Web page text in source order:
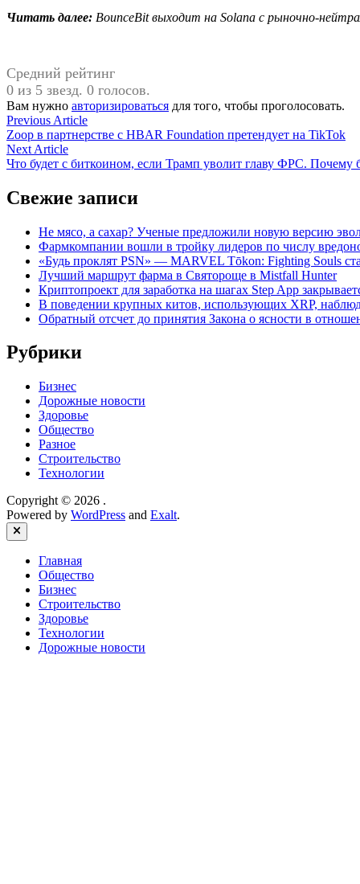
Читать далее: BounceBit выходит на Solana с рыночно-
Средний рейтинг
0 из 5 звезд. 0 голосов.
Вам нужно авторизироваться для того, чтобы проголосовать.
Навигация
по
записям
Previous ArticlePrevious
article:
Zoop в партнерстве с HBAR Foundation претендует на TikTok
Next ArticleNext
article:
Что будет с биткоином, если Трамп уволит главу ФРС. Почему
Свежие записи
Не мясо, а сахар? Ученые предложили новую версию
Фармкомпании вошли в тройку лидеров по числу
«Будь проклят PSN» — MARVEL Tōkon: Fighting Souls
Лучший маршрут фарма в Святороще в Mistfall Hunter
Криптопроект для заработка на шагах Step App
В поведении крупных китов, использующих XRP,
Обратный отсчет до принятия Закона о ясности в
Рубрики
Бизнес
Дорожные новости
Здоровье
Общество
Разное
Строительство
Технологии
Copyright © 2026 .
Powered by WordPress and Exalt.
Close
Главная
Общество
Бизнес
Строительство
Здоровье
Технологии
Дорожные новости